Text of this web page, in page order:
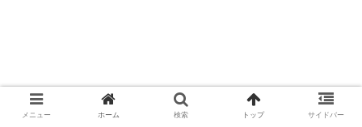
メニュー ホーム 検索 トップ サイドバー